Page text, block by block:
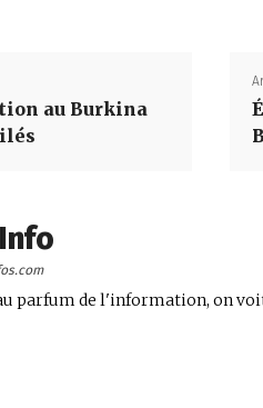
au Burkina
parfum de l'information, on